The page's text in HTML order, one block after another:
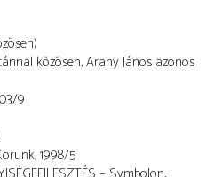
közösen, Arany János azonos
9
1998/5